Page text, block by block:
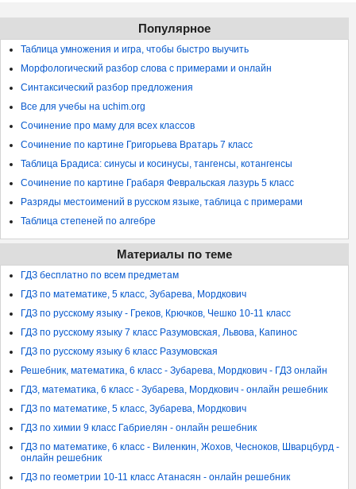
Популярное
Таблица умножения и игра, чтобы быстро выучить
Морфологический разбор слова с примерами и онлайн
Синтаксический разбор предложения
Все для учебы на uchim.org
Сочинение про маму для всех классов
Сочинение по картине Григорьева Вратарь 7 класс
Таблица Брадиса: синусы и косинусы, тангенсы, котангенсы
Сочинение по картине Грабаря Февральская лазурь 5 класс
Разряды местоимений в русском языке, таблица с примерами
Таблица степеней по алгебре
Материалы по теме
ГДЗ бесплатно по всем предметам
ГДЗ по математике, 5 класс, Зубарева, Мордкович
ГДЗ по русскому языку - Греков, Крючков, Чешко 10-11 класс
ГДЗ по русскому языку 7 класс Разумовская, Львова, Капинос
ГДЗ по русскому языку 6 класс Разумовская
Решебник, математика, 6 класс - Зубарева, Мордкович - ГДЗ онлайн
ГДЗ, математика, 6 класс - Зубарева, Мордкович - онлайн решебник
ГДЗ по математике, 5 класс, Зубарева, Мордкович
ГДЗ по химии 9 класс Габриелян - онлайн решебник
ГДЗ по математике, 6 класс - Виленкин, Жохов, Чесноков, Шварцбурд -
онлайн решебник
ГДЗ по геометрии 10-11 класс Атанасян - онлайн решебник